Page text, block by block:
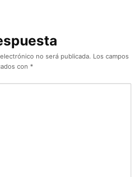
no será publicada. Los campos
con *